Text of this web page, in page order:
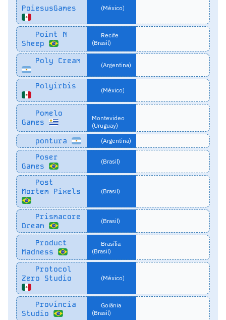
PoiesusGames (México)
Point N
Sheep
Recife
(Brasil)
Poly Cream (Argentina)
Polyirbis (México)
Pomelo
Games
Montevideo
(Uruguay)
pontura (Argentina)
Poser
Games
(Brasil)
Post
Mortem Pixels
(Brasil)
Prismacore
Dream
(Brasil)
Product
Madness
Brasília
(Brasil)
Protocol
Zero Studio
(México)
Província
Studio
Goiânia
(Brasil)